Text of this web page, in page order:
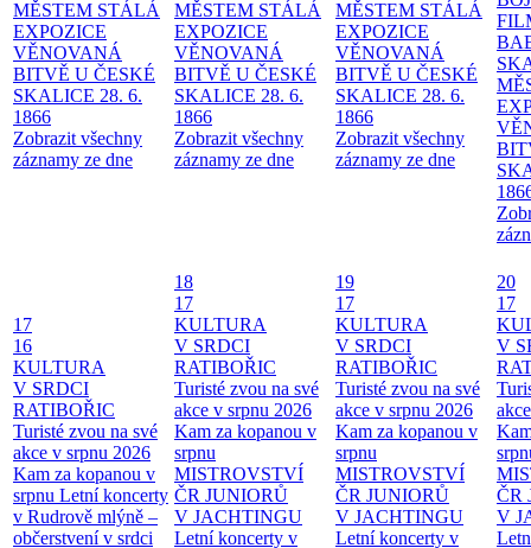
MĚSTEM STÁLÁ
EXPOZICE
VĚNOVANÁ
BITVĚ U ČESKÉ
SKALICE 28. 6.
1866
Zobrazit všechny
záznamy ze dne
MĚSTEM STÁLÁ
EXPOZICE
VĚNOVANÁ
BITVĚ U ČESKÉ
SKALICE 28. 6.
1866
Zobrazit všechny
záznamy ze dne
MĚSTEM STÁLÁ
EXPOZICE
VĚNOVANÁ
BITVĚ U ČESKÉ
SKALICE 28. 6.
1866
Zobrazit všechny
záznamy ze dne
17
16
KULTURA
V SRDCI
RATIBOŘIC
Turisté zvou na své
akce v srpnu 2026
Kam za kopanou v
srpnu Letní koncerty
v Rudrově mlýně –
občerstvení v srdci
18
17
KULTURA
V SRDCI
RATIBOŘIC
Turisté zvou na své
akce v srpnu 2026
Kam za kopanou v
srpnu
MISTROVSTVÍ
ČR JUNIORŮ
V JACHTINGU
Letní koncerty v
19
17
KULTURA
V SRDCI
RATIBOŘIC
Turisté zvou na své
akce v srpnu 2026
Kam za kopanou v
srpnu
MISTROVSTVÍ
ČR JUNIORŮ
V JACHTINGU
Letní koncerty v
20
17
V
ČR
V